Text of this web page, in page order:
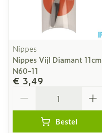
Nippes
Nippes Vijl Diamant 11cm
N60-11
€ 3,49
Bestel